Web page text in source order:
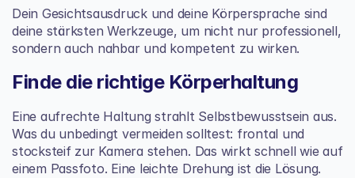
Dein Gesichtsausdruck und deine Körpersprache sind
deine stärksten Werkzeuge, um nicht nur professionell,
sondern auch nahbar und kompetent zu wirken.
Finde die richtige Körperhaltung
Eine aufrechte Haltung strahlt Selbstbewusstsein aus.
Was du unbedingt vermeiden solltest: frontal und
stocksteif zur Kamera stehen. Das wirkt schnell wie auf
einem Passfoto. Eine leichte Drehung ist die Lösung.